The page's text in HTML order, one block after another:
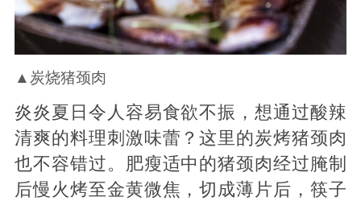
▲炭烧猪颈肉
炎炎夏日令人容易食欲不振，想通过酸辣
清爽的料理刺激味蕾？这里的炭烤猪颈肉
也不容错过。肥瘦适中的猪颈肉经过腌制
后慢火烤至金黄微焦，切成薄片后，筷子